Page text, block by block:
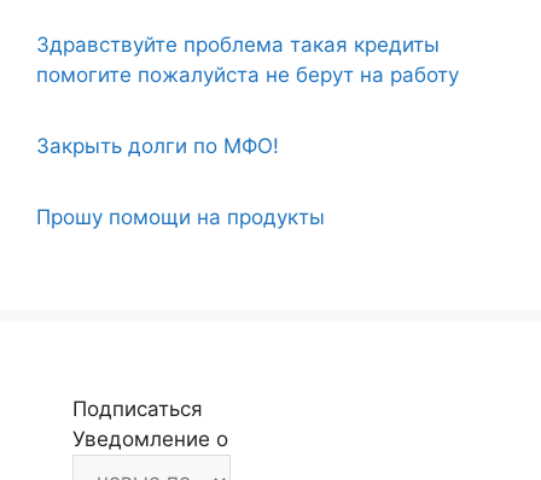
Здравствуйте проблема такая кредиты
помогите пожалуйста не берут на работу
Закрыть долги по МФО!
Прошу помощи на продукты
Подписаться
Уведомление о